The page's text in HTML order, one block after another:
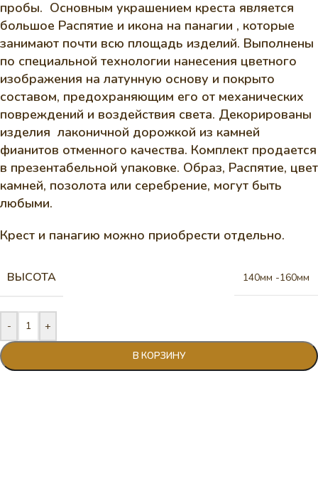
пробы. Основным украшением креста является
большое Распятие и икона на панагии , которые
занимают почти всю площадь изделий. Выполнены
по специальной технологии нанесения цветного
изображения на латунную основу и покрыто
составом, предохраняющим его от механических
повреждений и воздействия света. Декорированы
изделия лаконичной дорожкой из камней
фианитов отменного качества. Комплект продается
в презентабельной упаковке. Образ, Распятие, цвет
камней, позолота или серебрение, могут быть
любыми.
Крест и панагию можно приобрести отдельно.
ВЫСОТА 140мм -160мм
- +
В КОРЗИНУ